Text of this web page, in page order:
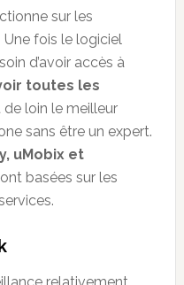
sur les
Une fois le logiciel
d’avoir accès à
toutes les
de loin le meilleur
sans être un expert.
uMobix et
basées sur les